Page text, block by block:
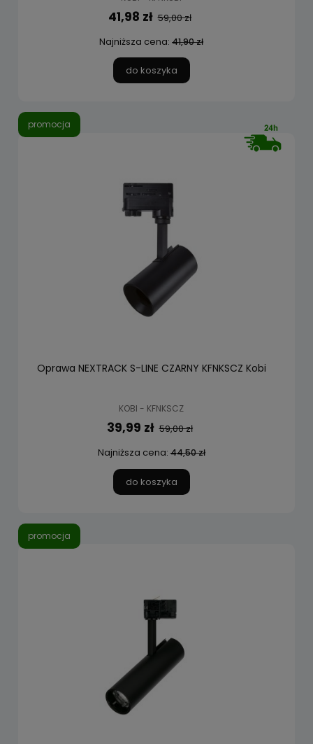
41,98 zł 59,00 zł
Najniższa cena: 41,90 zł
do koszyka
Oprawa NEXTRACK S-LINE CZARNY KFNKSCZ Kobi
KOBI - KFNKSCZ
39,99 zł 59,00 zł
Najniższa cena:44,50 zł
do koszyka
promocja
promocja